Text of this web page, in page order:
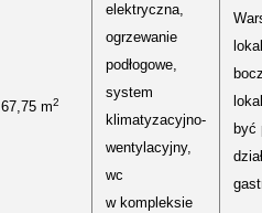
67,75 m2
elektryczna,
ogrzewanie
podłogowe,
system
klimatyzacyjno-
wentylacyjny,
wc
w kompleksie
być